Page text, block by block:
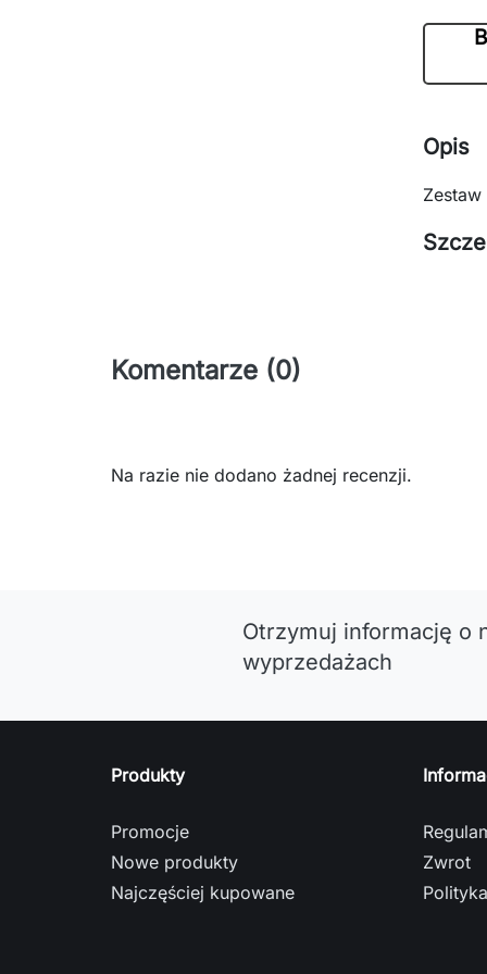
Opis
Komentarze (0)
Na razie nie dodano żadnej recenzji.
Otrzymuj informację o
wyprzedażach
Produkty
Promocje
Nowe produkty
Najczęściej kupowane
Zwrot